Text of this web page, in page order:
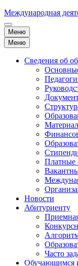
Международная
Меню
Меню
Сведения об
Платные
Новости
Абитуриенту
Часто
Обучающимся